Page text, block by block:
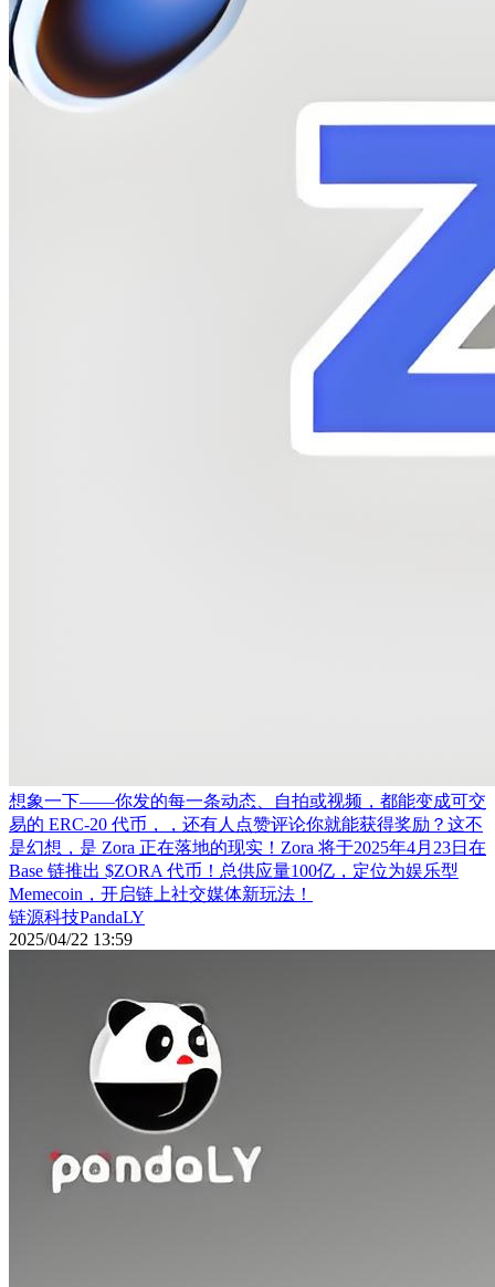
想象一下——你发的每一条动态、自拍或视频，都能变成可交
易的 ERC-20 代币，，还有人点赞评论你就能获得奖励？这不
是幻想，是 Zora 正在落地的现实！Zora 将于2025年4月23日在
Base 链推出 $ZORA 代币！总供应量100亿，定位为娱乐型
Memecoin，开启链上社交媒体新玩法！
链源科技PandaLY
2025/04/22 13:59